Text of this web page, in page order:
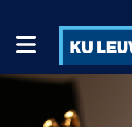
Toggle main navigation